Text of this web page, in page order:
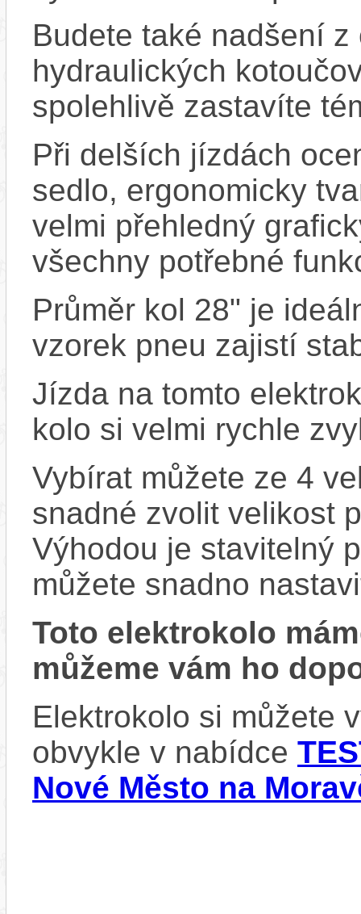
Budete také nadšení
hydraulických
spolehlivě zastavíte
Při delších jízdách
sedlo, ergonomicky
velmi přehledný
všechny potřebné
Průměr kol 28" je
vzorek pneu zajistí
Jízda na tomto
kolo si velmi rychle
Vybírat můžete ze 4
snadné zvolit velikost
Výhodou je stavitelný
můžete snadno
Toto elektrokolo
můžeme vám ho
Elektrokolo si můžete
obvykle v nabídce
Nové Město na